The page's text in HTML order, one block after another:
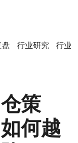
行业研究 行业
策
何越